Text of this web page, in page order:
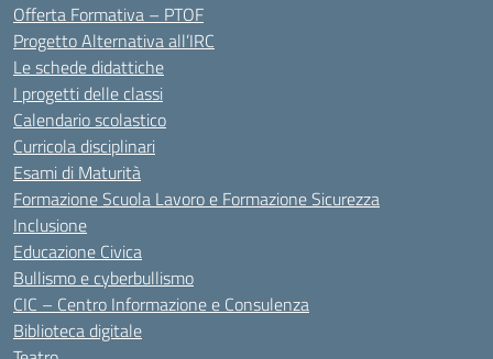
Offerta Formativa – PTOF
Progetto Alternativa all’IRC
Le schede didattiche
I progetti delle classi
Calendario scolastico
Curricola disciplinari
Esami di Maturità
Formazione Scuola Lavoro e Formazione Sicurezza
Inclusione
Educazione Civica
Bullismo e cyberbullismo
CIC – Centro Informazione e Consulenza
Biblioteca digitale